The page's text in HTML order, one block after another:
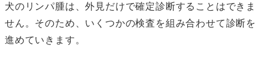
犬のリンパ腫は、外見だけで確定診断することはできま
せん。そのため、いくつかの検査を組み合わせて診断を
進めていきます。